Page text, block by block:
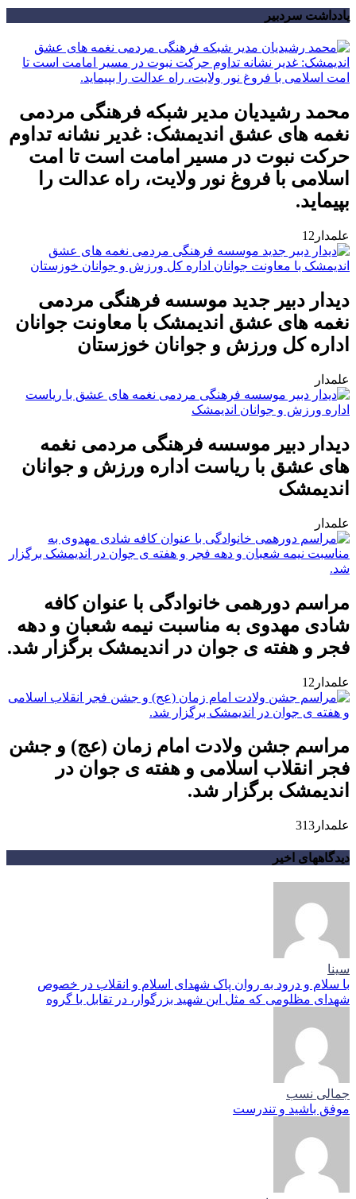
یادداشت سردبیر
محمد رشیدیان مدیر شبکه فرهنگی مردمی
نغمه های عشق اندیمشک: غدیر نشانه تداوم
حرکت نبوت در مسیر امامت است تا امت
اسلامی با فروغ نور ولایت، راه عدالت را
بپیماید.
علمدار12
دیدار دبیر جدید موسسه فرهنگی مردمی
نغمه های عشق اندیمشک با معاونت جوانان
اداره کل ورزش و جوانان خوزستان
علمدار
دیدار دبیر موسسه فرهنگی مردمی نغمه
های عشق با ریاست اداره ورزش و جوانان
اندیمشک
علمدار
مراسم دورهمی خانوادگی با عنوان کافه
شادی مهدوی به مناسبت نیمه شعبان و دهه
فجر و هفته ی جوان در اندیمشک برگزار شد.
علمدار12
مراسم جشن ولادت امام زمان (عج) و جشن
فجر انقلاب اسلامی و هفته ی جوان در
اندیمشک برگزار شد.
علمدار313
دیدگاههای اخیر
سینا
با سلام و درود به روان پاک شهدای اسلام و انقلاب در خصوص
شهدای مظلومی که مثل این شهید بزرگوار، در تقابل با گروه
جمالی نسب
موفق باشید و تندرست